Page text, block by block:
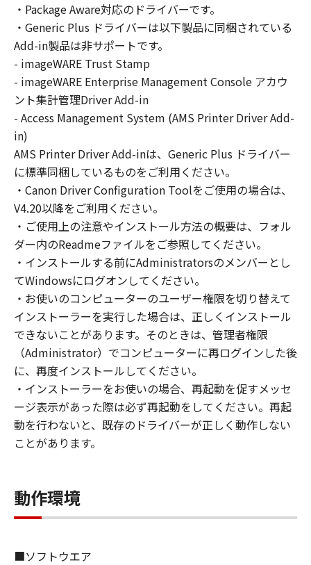
お客様は、また「指定機器」にネットワークを
通じて接続されたコンピューター上で、かかる
コンピューターの使用者に対して「本ソフトウ
ェア」を使用させることができますが、かかる
コンピューターの使用者に本契約書上の義務お
よび条件を遵守させるとともに、その履行に関
し全責任を負うことを条件とします。
(2) お客様は、上記(1)に基づいて「本ソフトウ
「本ソフトウェア」を１部、複製することがで
きます。
(3) 上記(1)および(2)に定める場合を除き、キヤ
ノンまたはキヤノンのライセンサーのいかなる
知的財産権も、明示たると黙示たるとを問わ
ず、本契約書によってお客様に譲渡あるいは許
諾されるものではありません。
２．制限
(1) お客様は、再使用許諾、譲渡、販売、頒
布、リースもしくは貸与その他の方法により、
第三者に「本ソフトウェア」を使用させること
はできません。
(2) お客様は、「本ソフトウェア」の全部また
は一部を修正、改変、逆コンパイル、逆アセン
ブル、その他リバースエンジニアリング等する
ことはできません。また第三者にこのような行
為をさせてはなりません。
お客様は、「本ソフトウェア」に含まれるキヤ
ノンまたはキヤノンのライセンサーの著作権表
・Package Aware対応のドライバーです。
・Generic Plus ドライバーは以下製品に同梱されている
Add-in製品は非サポートです。
- imageWARE Trust Stamp
- imageWARE Enterprise Management Console アカウ
ント集計管理Driver Add-in
- Access Management System (AMS Printer Driver Add-
in)
AMS Printer Driver Add-inは、Generic Plus ドライバー
に標準同梱しているものをご利用ください。
・Canon Driver Configuration Toolをご使用の場合は、
V4.20以降をご利用ください。
・ご使用上の注意やインストール方法の概要は、フォル
ダー内のReadmeファイルをご参照してください。
・インストールする前にAdministratorsのメンバーとし
てWindowsにログオンしてください。
・お使いのコンピューターのユーザー権限を切り替えて
インストーラーを実行した場合は、正しくインストール
できないことがあります。そのときは、管理者権限
（Administrator）でコンピューターに再ログインした後
に、再度インストールしてください。
・インストーラーをお使いの場合、再起動を促すメッセ
ージ表示があった際は必ず再起動をしてください。再起
動を行わないと、既存のドライバーが正しく動作しない
ことがあります。
動作環境
■ソフトウエア